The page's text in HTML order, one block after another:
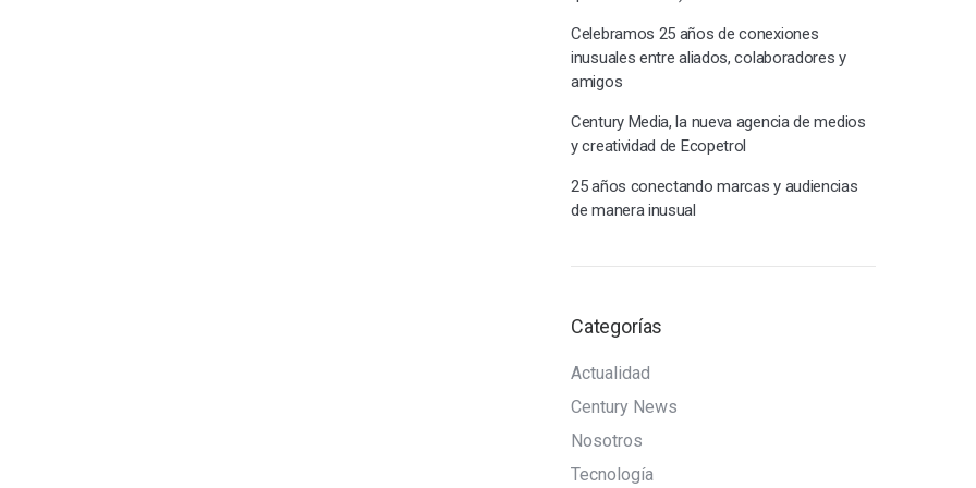
Celebramos 25 años de conexiones
inusuales entre aliados, colaboradores y
amigos
Century Media, la nueva agencia de medios
y creatividad de Ecopetrol
25 años conectando marcas y audiencias
de manera inusual
Categorías
Actualidad
Century News
Nosotros
Tecnología